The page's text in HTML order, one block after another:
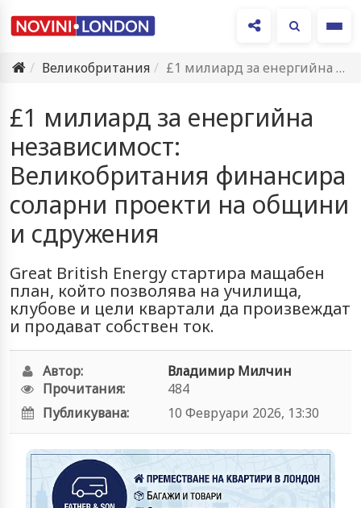
Великобритания
£1 милиард за енергийна независимост: Великобритания финансира соларни проекти на…
£1 милиард за енергийна
независимост:
Великобритания финансира
соларни проекти на общини
и сдружения
Great British Energy стартира мащабен
план, който позволява на училища,
клубове и цели квартали да произвеждат
и продават собствен ток.
Автор:
Владимир Милчин
Прочитания:
484
Публикувана:
10 Февруари 2026, 13:30